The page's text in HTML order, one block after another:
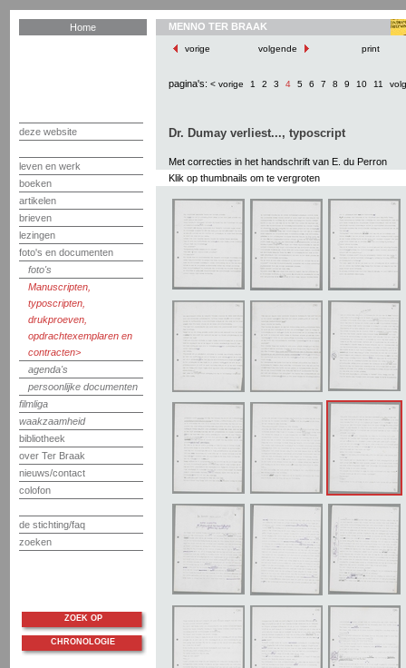
Home
deze website
leven en werk
boeken
artikelen
brieven
lezingen
foto's en documenten
foto's
Manuscripten,
typoscripten,
drukproeven,
opdrachtexemplaren en
contracten
agenda's
persoonlijke documenten
filmliga
waakzaamheid
bibliotheek
over Ter Braak
nieuws/contact
colofon
de stichting/faq
zoeken
MENNO TER BRAAK
vorige volgende print
pagina's: < vorige 1 2 3 4 5 6 7 8 9 10 11
Dr. Dumay verliest..., typoscript
Met correcties in het handschrift van E. du Perron
Klik op thumbnails om te vergroten
ZOEK OP
CHRONOLOGIE